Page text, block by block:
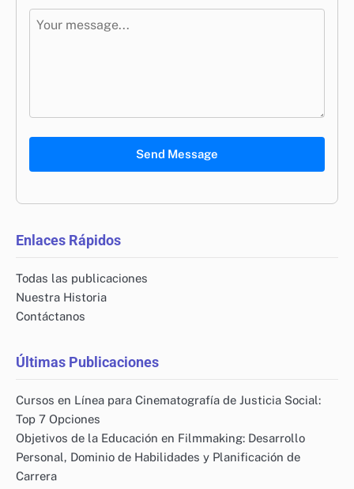
Send Message
Enlaces Rápidos
Todas las publicaciones
Nuestra Historia
Contáctanos
Últimas Publicaciones
Cursos en Línea para Cinematografía de Justicia Social:
Top 7 Opciones
Objetivos de la Educación en Filmmaking: Desarrollo
Personal, Dominio de Habilidades y Planificación de
Carrera